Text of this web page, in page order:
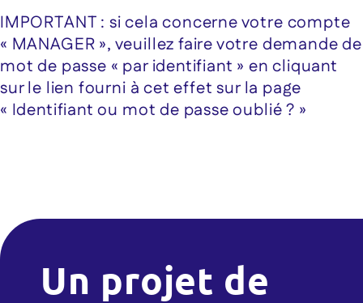
IMPORTANT : si cela concerne votre compte
« MANAGER », veuillez faire votre demande de
mot de passe « par identifiant » en cliquant
sur le lien fourni à cet effet sur la page
« Identifiant ou mot de passe oublié ? »
Un projet de